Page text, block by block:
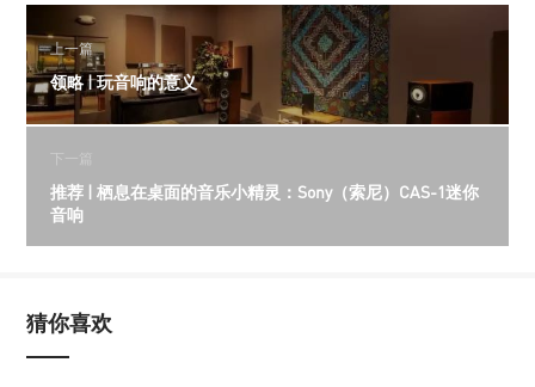
上一篇
领略 | 玩音响的意义
下一篇
推荐 | 栖息在桌面的音乐小精灵：Sony（索尼）CAS-1迷你
音响
猜你喜欢